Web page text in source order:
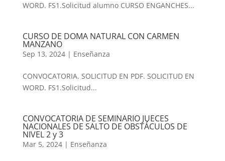
WORD. FS1.Solicitud alumno CURSO ENGANCHES...
CURSO DE DOMA NATURAL CON CARMEN
MANZANO
Sep 13, 2024| Enseñanza
CONVOCATORIA. SOLICITUD EN PDF. SOLICITUD EN
WORD. FS1.Solicitud...
CONVOCATORIA DE SEMINARIO JUECES
NACIONALES DE SALTO DE OBSTÁCULOS DE
NIVEL 2 y 3
Mar 5, 2024| Enseñanza